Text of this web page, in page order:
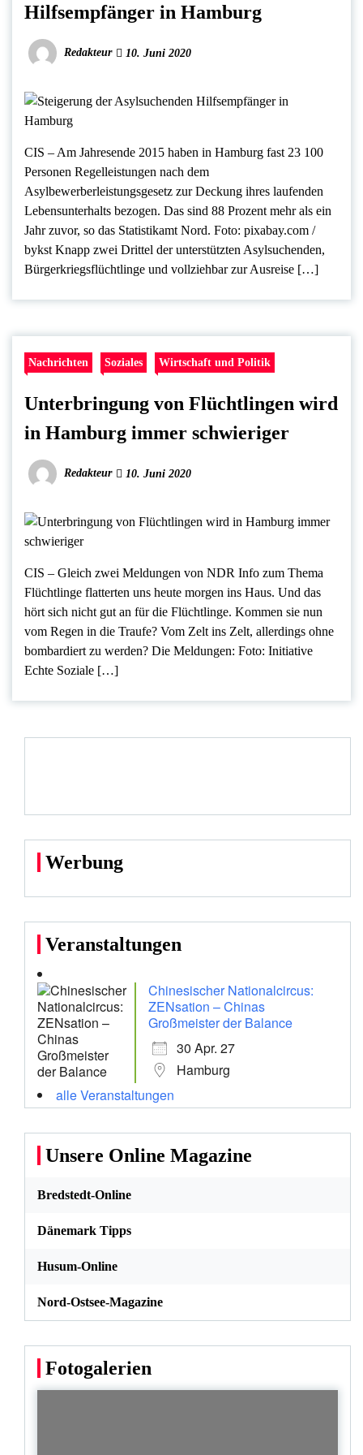
Hilfsempfänger in Hamburg
Redakteur 10. Juni 2020
CIS – Am Jahresende 2015 haben in Hamburg fast 23 100
Personen Regelleistungen nach dem
Asylbewerberleistungsgesetz zur Deckung ihres laufenden
Lebensunterhalts bezogen. Das sind 88 Prozent mehr als ein
Jahr zuvor, so das Statistikamt Nord. Foto: pixabay.com /
bykst Knapp zwei Drittel der unterstützten Asylsuchenden,
Bürgerkriegsflüchtlinge und vollziehbar zur Ausreise […]
Nachrichten Soziales Wirtschaft und Politik
Unterbringung von Flüchtlingen wird
in Hamburg immer schwieriger
Redakteur 10. Juni 2020
CIS – Gleich zwei Meldungen von NDR Info zum Thema
Flüchtlinge flatterten uns heute morgen ins Haus. Und das
hört sich nicht gut an für die Flüchtlinge. Kommen sie nun
vom Regen in die Traufe? Vom Zelt ins Zelt, allerdings ohne
bombardiert zu werden? Die Meldungen: Foto: Initiative
Echte Soziale […]
Werbung
Veranstaltungen
Chinesischer Nationalcircus:
ZENsation – Chinas
Großmeister der Balance
30 Apr. 27
Hamburg
alle Veranstaltungen
Unsere Online Magazine
Bredstedt-Online
Dänemark Tipps
Husum-Online
Nord-Ostsee-Magazine
Fotogalerien